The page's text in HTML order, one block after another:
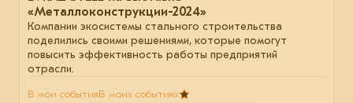
«Металлоконструкции-2024»
Компании экосистемы стального строительства
поделились своими решениями, которые помогут
повысить эффективность работы предприятий
отрасли.
В мои событияВ моих событиях